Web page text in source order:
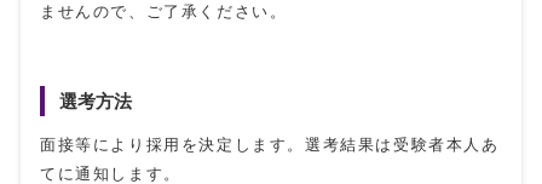
ませんので、ご了承ください。
選考方法
面接等により採用を決定します。選考結果は受験者本人あ
てに通知します。